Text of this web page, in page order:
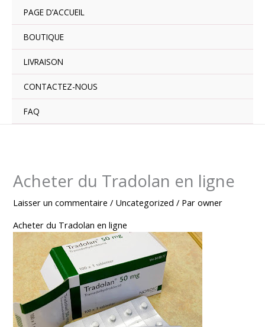
contenu
PAGE D’ACCUEIL
BOUTIQUE
LIVRAISON
CONTACTEZ-NOUS
FAQ
Acheter du Tradolan en ligne
Laisser un commentaire / Uncategorized / Parowner
Acheter du Tradolan en ligne